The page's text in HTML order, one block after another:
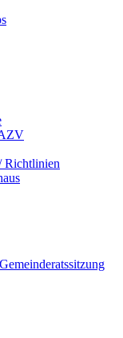
Richtlinien